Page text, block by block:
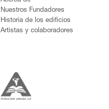
Nuestros Fundadores
Historia de los edificios
Artistas y colaboradores